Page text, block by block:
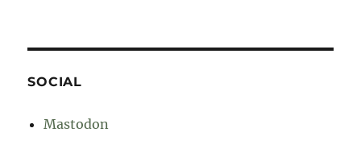
SOCIAL
Mastodon